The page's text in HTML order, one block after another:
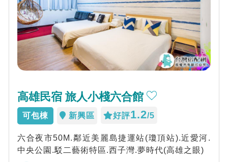
高雄民宿 旅人小棧六合館
可包棟 新興區 好評1.2/5
六合夜市50M.鄰近美麗島捷運站(瓊頂站).近愛河.
中央公園.駁二藝術特區.西子灣.夢時代(高雄之眼)